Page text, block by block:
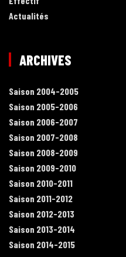
Actualités
ARCHIVES
Saison 2004-2005
Saison 2005-2006
Saison 2006-2007
Saison 2007-2008
Saison 2008-2009
Saison 2009-2010
Saison 2010-2011
Saison 2011-2012
Saison 2012-2013
Saison 2013-2014
Saison 2014-2015